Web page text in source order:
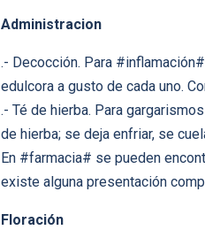
Administracion
.- Decocción. Para
edulcora a gusto de cada uno.
.- Té de hierba. Para
de hierba; se deja enfriar, se
En #farmacia# se pueden
existe alguna presentación
Floración